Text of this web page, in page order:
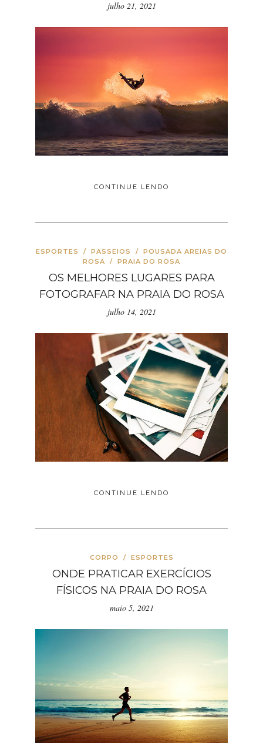
julho 21, 2021
CONTINUE LENDO
ESPORTES / PASSEIOS / POUSADA AREIAS DO
ROSA / PRAIA DO ROSA
OS MELHORES LUGARES PARA
FOTOGRAFAR NA PRAIA DO ROSA
julho 14, 2021
CONTINUE LENDO
CORPO / ESPORTES
ONDE PRATICAR EXERCÍCIOS
FÍSICOS NA PRAIA DO ROSA
maio 5, 2021